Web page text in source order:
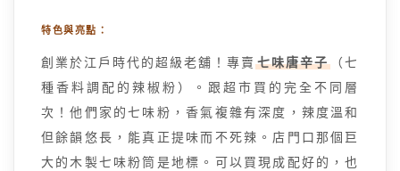
特色與亮點：
創業於江戶時代的超級老舖！專賣七味唐辛子
（七
種香料調配的辣椒粉）。跟超市買的完全不同層
次！他們家的七味粉，香氣複雜有深度，辣度溫和
但餘韻悠長，能真正提味而不死辣。店門口那個巨
大的木製七味粉筒是地標。可以買現成配好的，也